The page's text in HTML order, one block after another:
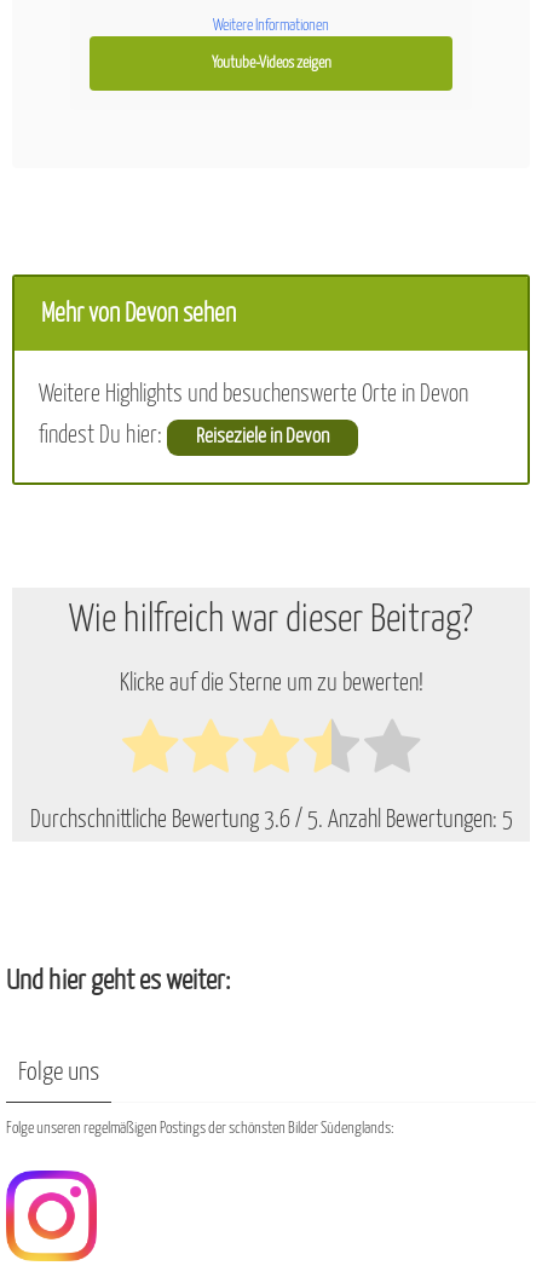
Weitere Informationen
Youtube-Videos zeigen
Mehr von Devon sehen
Weitere Highlights und besuchenswerte Orte in Devon
findest Du hier:
Reiseziele in Devon
Wie hilfreich war dieser Beitrag?
Klicke auf die Sterne um zu bewerten!
Durchschnittliche Bewertung 3.6/ 5. Anzahl Bewertungen: 5
Und hier geht es weiter:
Folge uns
Folge unseren regelmäßigen Postings der schönsten Bilder Südenglands: